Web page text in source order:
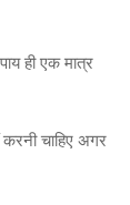
ही एक मात्र
चाहिए अगर